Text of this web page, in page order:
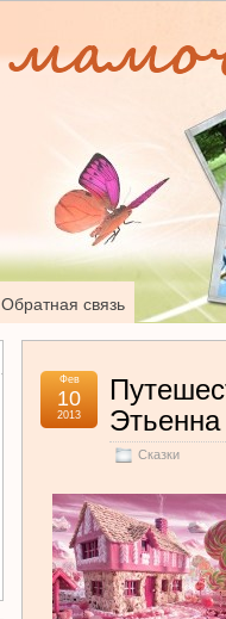
Обратная связь
Сказки
Фев
10
2013